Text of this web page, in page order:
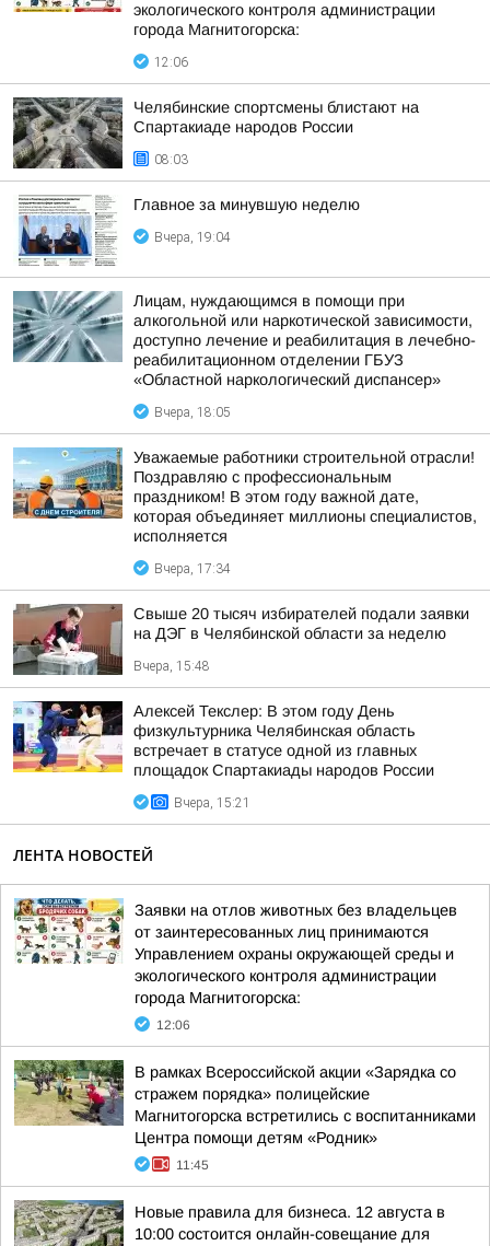
экологического контроля администрации
города Магнитогорска:
12:06
Челябинские спортсмены блистают на
Спартакиаде народов России
08:03
Главное за минувшую неделю
Вчера, 19:04
Лицам, нуждающимся в помощи при
алкогольной или наркотической зависимости,
доступно лечение и реабилитация в лечебно-
реабилитационном отделении ГБУЗ
«Областной наркологический диспансер»
Вчера, 18:05
Уважаемые работники строительной отрасли!
Поздравляю с профессиональным
праздником! В этом году важной дате,
которая объединяет миллионы специалистов,
исполняется
Вчера, 17:34
Свыше 20 тысяч избирателей подали заявки
на ДЭГ в Челябинской области за неделю
Вчера, 15:48
Алексей Текслер: В этом году День
физкультурника Челябинская область
встречает в статусе одной из главных
площадок Спартакиады народов России
Вчера, 15:21
ЛЕНТА НОВОСТЕЙ
Заявки на отлов животных без владельцев
от заинтересованных лиц принимаются
Управлением охраны окружающей среды и
экологического контроля администрации
города Магнитогорска:
12:06
В рамках Всероссийской акции «Зарядка со
стражем порядка» полицейские
Магнитогорска встретились с воспитанниками
Центра помощи детям «Родник»
11:45
Новые правила для бизнеса. 12 августа в
10:00 состоится онлайн-совещание для